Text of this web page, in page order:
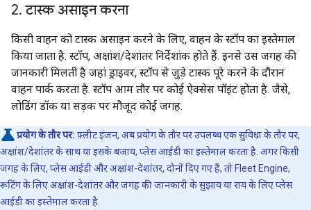
2. टास्क असाइन करना
किसी वाहन को टास्क असाइन करने के लिए, वाहन के स्टॉप का इस्तेमाल
किया जाता है. स्टॉप, अक्षांश/देशांतर निर्देशांक होते हैं. इनसे उस जगह की
जानकारी मिलती है जहां ड्राइवर, स्टॉप से जुड़े टास्क पूरे करने के दौरान
वाहन पार्क करता है. स्टॉप आम तौर पर कोई ऐक्सेस पॉइंट होता है. जैसे,
लोडिंग डॉक या सड़क पर मौजूद कोई जगह.
प्रयोग के तौर पर: फ़्लीट इंजन, अब प्रयोग के तौर पर उपलब्ध एक सुविधा के तौर पर,
अक्षांश/देशांतर के साथ या इसके बजाय, प्लेस आईडी का इस्तेमाल करता है. अगर किसी
जगह के लिए, प्लेस आईडी और अक्षांश-देशांतर, दोनों दिए गए हैं, तो Fleet Engine,
रूटिंग के लिए अक्षांश-देशांतर और जगह की जानकारी के सुझाव या राय के लिए प्लेस
आईडी का इस्तेमाल करता है.